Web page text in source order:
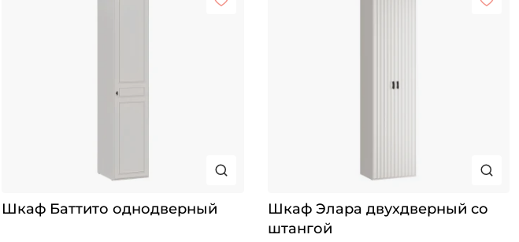
Шкаф Баттито однодверный
Шкаф Элара двухдверный со
штангой